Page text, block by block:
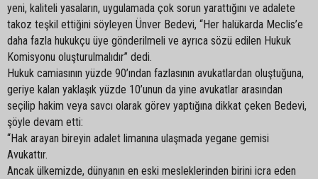
yeni, kaliteli yasaların, uygulamada çok sorun yarattığını ve adalete
takoz teşkil ettiğini söyleyen Ünver Bedevi, “Her halükarda Meclis’e
daha fazla hukukçu üye gönderilmeli ve ayrıca sözü edilen Hukuk
Komisyonu oluşturulmalıdır” dedi.
Hukuk camiasının yüzde 90’ından fazlasının avukatlardan oluştuğuna,
geriye kalan yaklaşık yüzde 10’unun da yine avukatlar arasından
seçilip hakim veya savcı olarak görev yaptığına dikkat çeken Bedevi,
şöyle devam etti:
“Hak arayan bireyin adalet limanına ulaşmada yegane gemisi
Avukattır.
Ancak ülkemizde, dünyanın en eski mesleklerinden birini icra eden